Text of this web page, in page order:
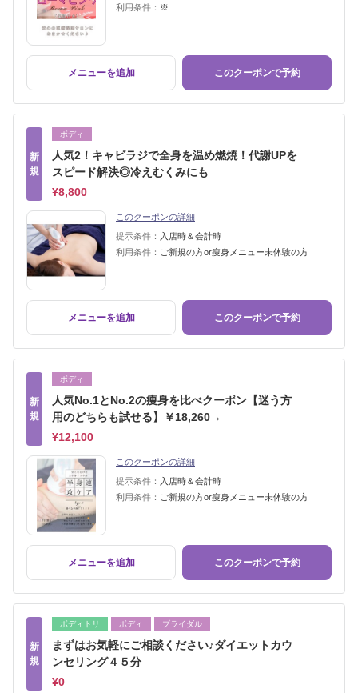
利用条件： ※
メニューを追加 このクーポンで予約
新
規
ボディ
人気2！キャビラジで全身を温め燃焼！代謝UPを
スピード解決◎冷えむくみにも
¥8,800
このクーポンの詳細
提示条件：
入店時＆会計時
利用条件： ご新規の方or痩身メニュー未体験の方
メニューを追加 このクーポンで予約
新
規
ボディ
人気No.1とNo.2の痩身を比べクーポン【迷う方
用のどちらも試せる】￥18,260→
¥12,100
このクーポンの詳細
提示条件：
入店時＆会計時
利用条件： ご新規の方or痩身メニュー未体験の方
メニューを追加 このクーポンで予約
新
規
ボディトリ ボディ ブライダル
まずはお気軽にご相談ください♪ダイエットカウ
ンセリング４５分
¥0